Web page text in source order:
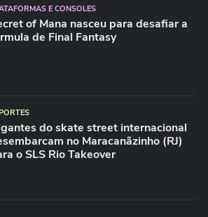
E CONSOLES
of Mana nasceu para desafiar a
de Final Fantasy
do skate street internacional
no Maracanãzinho (RJ)
o SLS Rio Takeover